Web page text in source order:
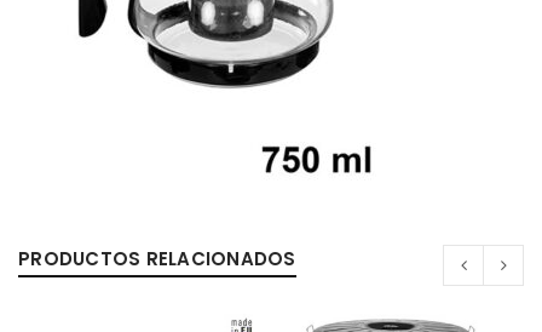
PRODUCTOS RELACIONADOS